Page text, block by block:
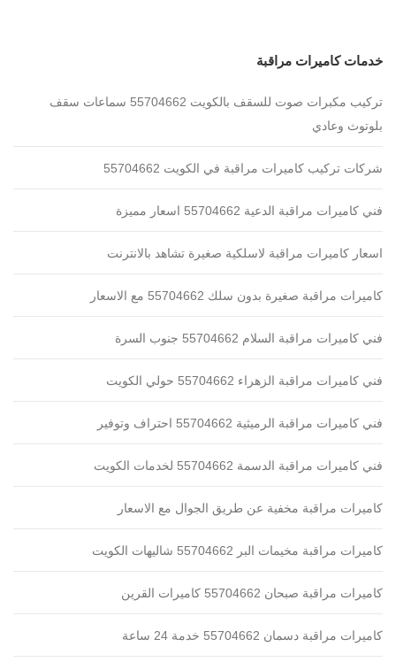
خدمات كاميرات مراقبة
تركيب مكبرات صوت للسقف بالكويت 55704662 سماعات سقف
بلوتوث وعادي
شركات تركيب كاميرات مراقبة في الكويت 55704662
فني كاميرات مراقبة الدعية 55704662 اسعار مميزة
اسعار كاميرات مراقبة لاسلكية صغيرة تشاهد بالانترنت
كاميرات مراقبة صغيرة بدون سلك 55704662 مع الاسعار
فني كاميرات مراقبة السلام 55704662 جنوب السرة
فني كاميرات مراقبة الزهراء 55704662 حولي الكويت
فني كاميرات مراقبة الرميثية 55704662 احتراف وتوفير
فني كاميرات مراقبة الدسمة 55704662 لخدمات الكويت
كاميرات مراقبة مخفية عن طريق الجوال مع الاسعار
كاميرات مراقبة مخيمات البر 55704662 شاليهات الكويت
كاميرات مراقبة صبحان 55704662 كاميرات القرين
كاميرات مراقبة دسمان 55704662 خدمة 24 ساعة